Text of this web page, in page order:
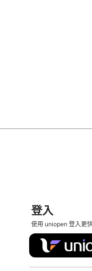
登入
使用 uniopen 登入更